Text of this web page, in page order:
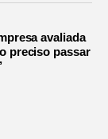
avaliada
preciso passar